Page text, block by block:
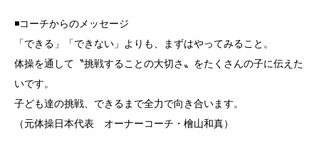
◾️コーチからのメッセージ
「できる」「できない」よりも、まずはやってみること。
体操を通して〝挑戦することの大切さ〟をたくさんの子に伝えた
いです。
子ども達の挑戦、できるまで全力で向き合います。
（元体操日本代表 オーナーコーチ・檜山和真）